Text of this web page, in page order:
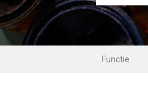
Functie